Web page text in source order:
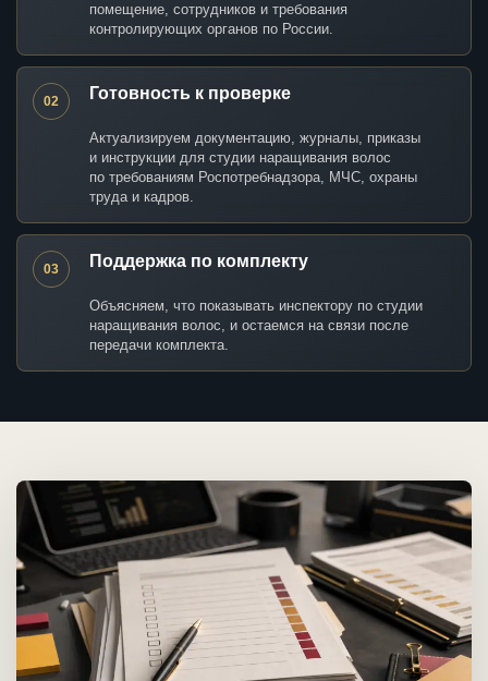
помещение, сотрудников и требования
контролирующих органов по России.
02 Готовность к проверке
Актуализируем документацию, журналы, приказы
и инструкции для студии наращивания волос
по требованиям Роспотребнадзора, МЧС, охраны
труда и кадров.
03 Поддержка по комплекту
Объясняем, что показывать инспектору по студии
наращивания волос, и остаемся на связи после
передачи комплекта.